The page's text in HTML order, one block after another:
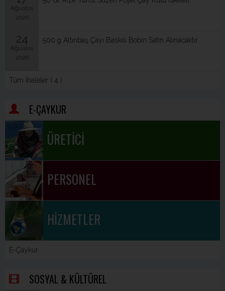
Ağustos
2026
24
Ağustos
2026
500 g Altınbaş Çayı Baskılı Bobin Satın Alınacaktır.
Tüm İhaleler ( 4 )
E-ÇAYKUR
ÜRETİCİ
PERSONEL
HİZMETLER
E-Çaykur
SOSYAL & KÜLTÜREL